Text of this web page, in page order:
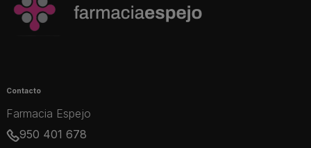
Contacto
Farmacia Espejo
950 401 678